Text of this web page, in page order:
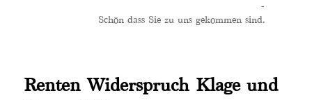
-
Schön dass Sie zu uns gekommen sind.
Renten Widerspruch Klage und